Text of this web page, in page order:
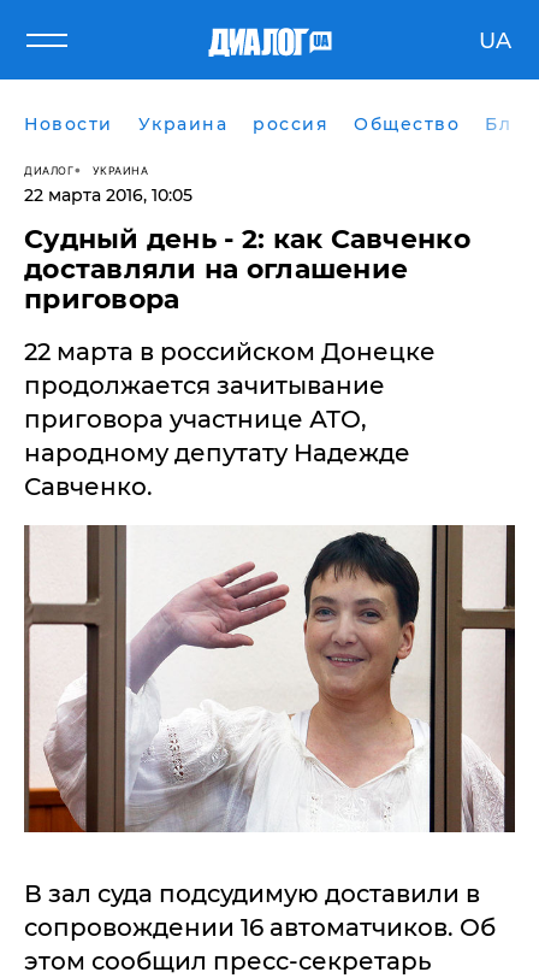
UA
Новости Украина россия Общество
ДИАЛОГ УКРАИНА
22 марта 2016, 10:05
Судный день - 2: как Савченко
доставляли на оглашение
приговора
22 марта в российском Донецке
продолжается зачитывание
приговора участнице АТО,
народному депутату Надежде
Савченко.
В зал суда подсудимую доставили в
сопровождении 16 автоматчиков. Об
этом сообщил пресс-секретарь